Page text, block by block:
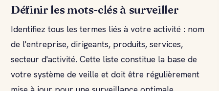
Définir les mots-clés à surveiller
Identifiez tous les termes liés à votre activité : nom
de l'entreprise, dirigeants, produits, services,
secteur d'activité. Cette liste constitue la base de
votre système de veille et doit être régulièrement